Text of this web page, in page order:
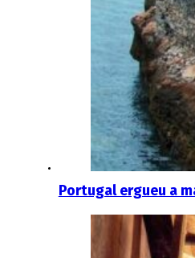
Portugal ergueu a